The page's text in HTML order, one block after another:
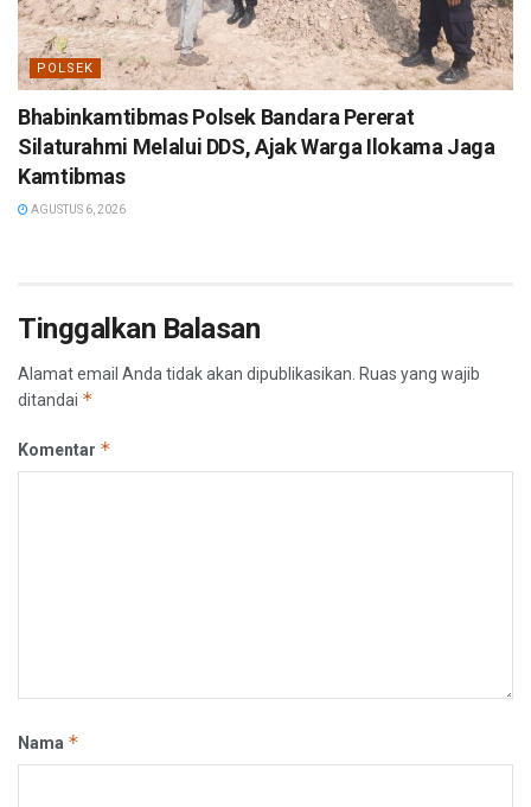
POLSEK
Bhabinkamtibmas Polsek Bandara Pererat
Silaturahmi Melalui DDS, Ajak Warga Ilokama Jaga
Kamtibmas
AGUSTUS 6, 2026
Tinggalkan Balasan
Alamat email Anda tidak akan dipublikasikan. Ruas yang wajib
ditandai *
Komentar *
Nama *